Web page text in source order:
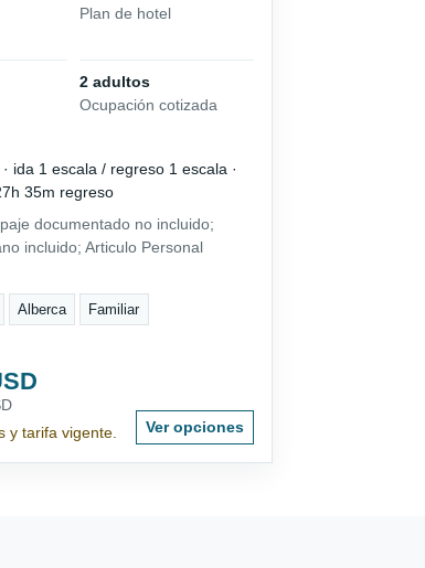
Plan de hotel
2 adultos
Ocupación cotizada
ida 1 escala / regreso 1 escala ·
35m regreso
documentado no incluido;
incluido; Articulo Personal
Alberca Familiar
y tarifa vigente.
Ver opciones